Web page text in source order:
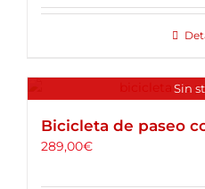
Sin
Bicicleta de paseo
289,00€